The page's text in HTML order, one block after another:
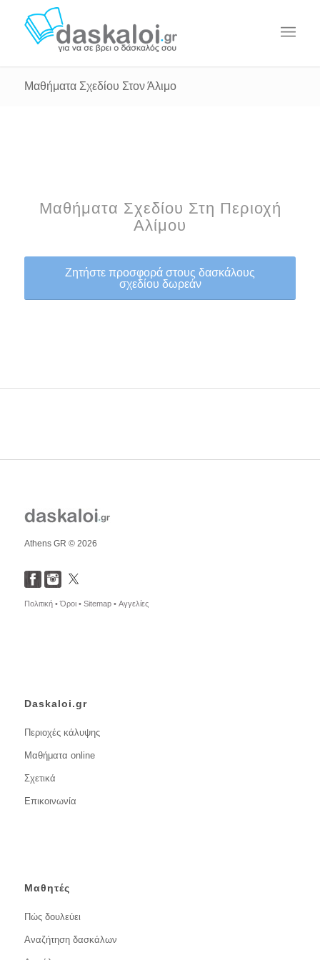
Μαθήματα Σχεδίου Στον Άλιμο
Μαθήματα Σχεδίου Στη Περιοχή
Αλίμου
Ζητήστε προσφορά στους δασκάλους
σχεδίου δωρεάν
Athens GR © 2026
Πολιτική •Όροι • Sitemap • Αγγελίες
Daskaloi.gr
Περιοχές κάλυψης
Μαθήματα online
Σχετικά
Επικοινωνία
Μαθητές
Πώς δουλεύει
Αναζήτηση δασκάλων